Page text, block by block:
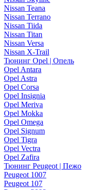
Nissan Teana
Nissan Terrano
Nissan Tiida
Nissan Titan
Nissan Versa
Nissan X-Trail
Тюнинг Opel | Опель
Opel Antara
Opel Astra
Opel Corsa
Opel Insignia
Opel Meriva
Opel Mokka
Opel Omega
Opel Signum
Opel Tigra
Opel Vectra
Opel Zafira
Тюнинг Peugeot | Пежо
Peugeot 1007
Peugeot 107